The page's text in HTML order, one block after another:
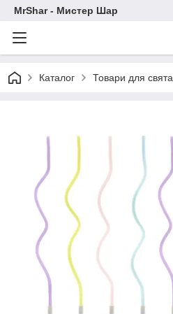
MrShar - Мистер Шар
Каталог Товари для свята